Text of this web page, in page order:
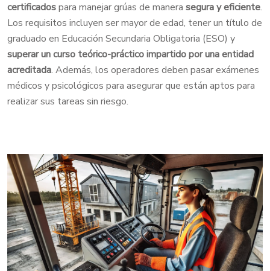
certificadospara manejar grúas de manera segura y eficiente.
Los requisitos incluyen ser mayor de edad, tener un título de
graduado en Educación Secundaria Obligatoria (ESO) y
superar un curso teórico-práctico impartido por una entidad
acreditada. Además, los operadores deben pasar exámenes
médicos y psicológicos para asegurar que están aptos para
realizar sus tareas sin riesgo.